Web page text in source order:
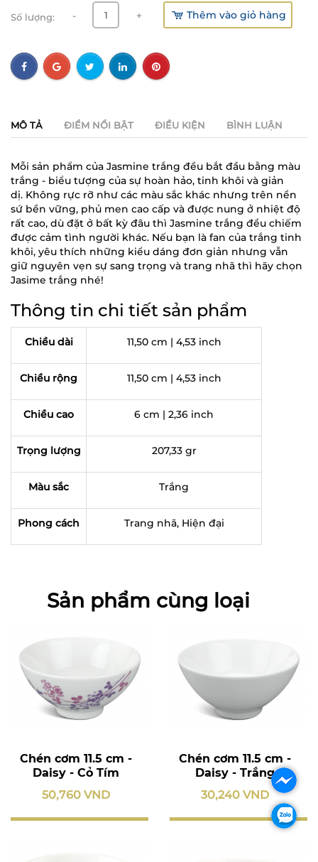
Số lượng: - + Thêm vào giỏ hàng
MÔ TẢ ĐIỂM NỔI BẬT ĐIỀU KIỆN BÌNH LUẬN
Mỗi sản phẩm của Jasmine trắng đều bắt đầu bằng màu
trắng - biểu tượng của sự hoàn hảo, tinh khôi và giản
dị. Không rực rỡ như các màu sắc khác nhưng trên nền
sứ bền vững, phủ men cao cấp và được nung ở nhiệt độ
rất cao, dù đặt ở bất kỳ đâu thì Jasmine trắng đều chiếm
được cảm tình người khác. Nếu bạn là fan của trắng tinh
khôi, yêu thích những kiểu dáng đơn giản nhưng vẫn
giữ nguyên vẹn sự sang trọng và trang nhã thì hãy chọn
Jasime trắng nhé!
Thông tin chi tiết sản phẩm
Chiều dài 11,50 cm | 4,53 inch
Chiều rộng 11,50 cm | 4,53 inch
Chiều cao 6 cm | 2,36 inch
Trọng lượng 207,33 gr
Màu sắc Trắng
Phong cách Trang nhã, Hiện đại
Sản phẩm cùng loại
Chén cơm 11.5 cm -
Daisy - Cỏ Tím
50,760 VND
Chén cơm 11.5 cm -
Daisy - Trắng
30,240 VND